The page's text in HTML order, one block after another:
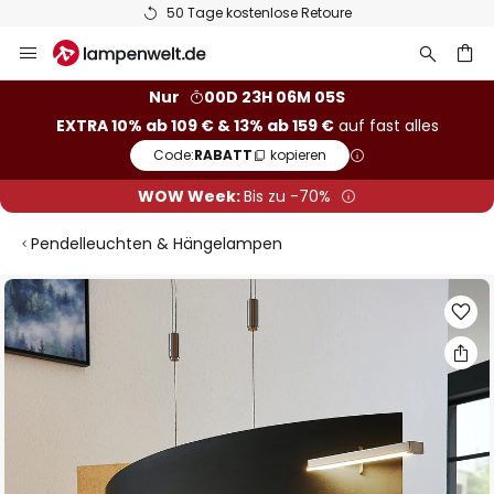
50 Tage kostenlose Retoure
Inhalt
Nur
00D 23H 06M 04S
EXTRA 10% ab 109 € & 13% ab 159 €auf fast alles
Code:RABATT kopieren
WOW Week:Bis zu -70%
Pendelleuchten & Hängelampen
Zum
Ende
der
Bildgalerie